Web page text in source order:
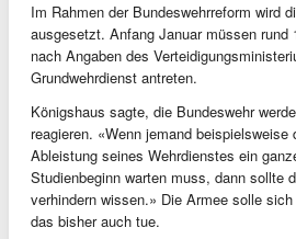
Im Rahmen der Bundeswehrreform wird
ausgesetzt. Anfang Januar müssen rund
nach Angaben des
Grundwehrdienst antreten.
Königshaus sagte, die Bundeswehr
reagieren. «Wenn jemand
Ableistung seines Wehrdienstes ein
Studienbeginn warten muss, dann sollte
verhindern wissen.» Die Armee solle
das bisher auch tue.